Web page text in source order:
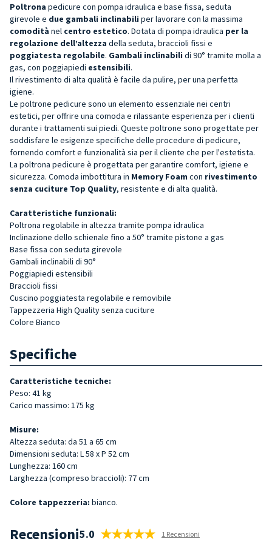
Poltrona pedicure con pompa idraulica e base fissa, seduta
girevole e due gambali inclinabili per lavorare con la massima
comodità nel centro estetico. Dotata di pompa idraulica per la
regolazione dell’altezza della seduta, braccioli fissi e
poggiatesta regolabile. Gambali inclinabili di 90° tramite molla a
gas, con poggiapiedi estensibili.
Il rivestimento di alta qualità è facile da pulire, per una perfetta
igiene.
Le poltrone pedicure sono un elemento essenziale nei centri
estetici, per offrire una comoda e rilassante esperienza per i clienti
durante i trattamenti sui piedi. Queste poltrone sono progettate per
soddisfare le esigenze specifiche delle procedure di pedicure,
fornendo comfort e funzionalità sia per il cliente che per l'estetista.
La poltrona pedicure è progettata per garantire comfort, igiene e
sicurezza. Comoda imbottitura in Memory Foam con rivestimento
senza cuciture Top Quality, resistente e di alta qualità.
Caratteristiche funzionali:
Poltrona regolabile in altezza tramite pompa idraulica
Inclinazione dello schienale fino a 50° tramite pistone a gas
Base fissa con seduta girevole
Gambali inclinabili di 90°
Poggiapiedi estensibili
Braccioli fissi
Cuscino poggiatesta regolabile e removibile
Tappezzeria High Quality senza cuciture
Colore Bianco
Specifiche
Caratteristiche tecniche:
Peso: 41 kg
Carico massimo: 175 kg
Misure:
Altezza seduta: da 51 a 65 cm
Dimensioni seduta: L 58 x P 52 cm
Lunghezza: 160 cm
Larghezza (compreso braccioli): 77 cm
Colore tappezzeria: bianco.
Recensioni5.0 1 Recensioni